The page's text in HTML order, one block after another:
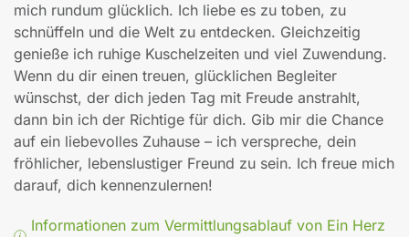
mich rundum glücklich. Ich liebe es zu toben, zu
schnüffeln und die Welt zu entdecken. Gleichzeitig
genieße ich ruhige Kuschelzeiten und viel Zuwendung.
Wenn du dir einen treuen, glücklichen Begleiter
wünschst, der dich jeden Tag mit Freude anstrahlt,
dann bin ich der Richtige für dich. Gib mir die Chance
auf ein liebevolles Zuhause – ich verspreche, dein
fröhlicher, lebenslustiger Freund zu sein. Ich freue mich
darauf, dich kennenzulernen!
Informationen zum Vermittlungsablauf von Ein Herz